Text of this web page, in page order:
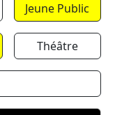
Jeune Public
Théâtre